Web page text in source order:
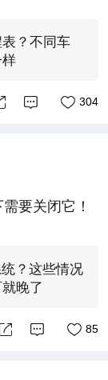
？不同车
304
要关闭它！
？这些情况
晚了
85